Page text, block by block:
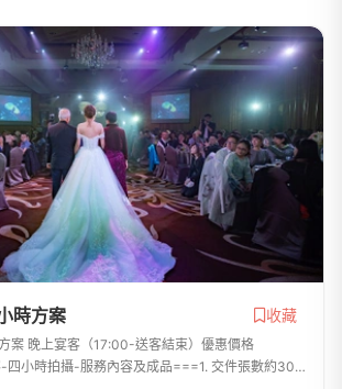
時方案 收藏
案 晚上宴客（17:00-送客結束）優惠價格
小時拍攝-服務內容及成品===1. 交件張數約300